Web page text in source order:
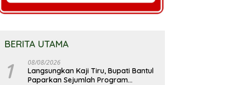
BERITA UTAMA
1 08/08/2026
Langsungkan Kaji Tiru, Bupati Bantul
Paparkan Sejumlah Program